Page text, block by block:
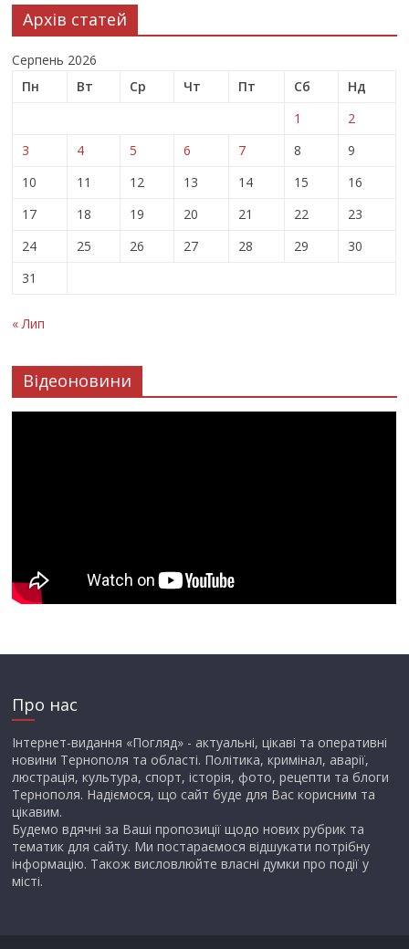
Архів статей
Серпень 2026
Пн
Вт Ср Чт Пт Сб
Нд
1
2
3
4 5 6 7 8
9
10
11 12 13 14 15
16
17
18 19 20 21 22
23
24
25 26 27 28 29
30
31
« Лип
Відеоновини
Про нас
Інтернет-видання «Погляд» - актуальні, цікаві та оперативні
новини Тернополя та області. Політика, кримінал, аварії,
люстрація, культура, спорт, історія, фото, рецепти та блоги
Тернополя. Надіємося, що сайт буде для Вас корисним та
цікавим.
Будемо вдячні за Ваші пропозиції щодо нових рубрик та
тематик для сайту. Ми постараємося відшукати потрібну
інформацію. Також висловлюйте власні думки про події у
місті.